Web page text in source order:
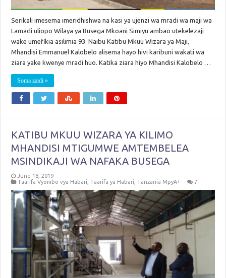
Serikali imesema imeridhishwa na kasi ya ujenzi wa mradi wa maji wa
Lamadi uliopo Wilaya ya Busega Mkoani Simiyu ambao utekelezaji
wake umefikia asilimia 93. Naibu Katibu Mkuu Wizara ya Maji,
Mhandisi Emmanuel Kalobelo alisema hayo hivi karibuni wakati wa
ziara yake kwenye mradi huo. Katika ziara hiyo Mhandisi Kalobelo …
Soma zaidi »
KATIBU MKUU WIZARA YA KILIMO
MHANDISI MTIGUMWE AMTEMBELEA
MSINDIKAJI WA NAFAKA BUSEGA
June 18, 2019
Taarifa Vyombo vya Habari ,Taarifa ya Habari ,Tanzania MpyA+ 7